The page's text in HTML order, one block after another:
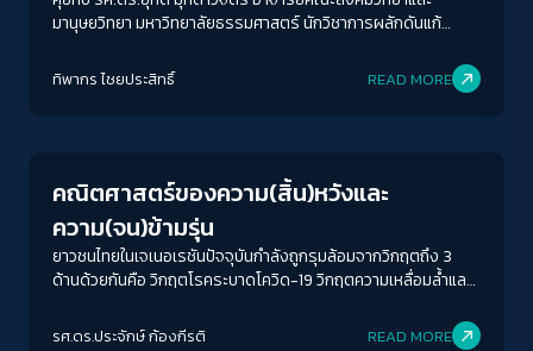
มานุษยวิทยา มหาวิทยาลัยธรรมศาสตร์ นักวิชาการผลักดันแก้
ยา และหนึ่งในผู้ต้องหาคดีเดียวกัน จากการทวิต “ข่าวลือถ้าไม่จริง ก็
ทิพากร ไชย​ประสิทธิ์​ READ MORE
คณิตศาสตร์ของความ(สิ้น)หวังและ
ความ(จน)ข้ามรุ่น
ยาวชนไทยในเจเนอเรชันปัจจุบันกำลังถูกรุมล้อมจากวิกฤตถึง 3
ด้านด้วยกันคือ วิกฤตโรคระบาดโควิด-19 วิกฤตความเหลื่อมล้ำและ
กระทบกับคนเจเนอเรชันอื่น ๆ ด้วย แต่เด็กนั้นได้รับผลกระทบหนัก
รศ.ดร.ประจักษ์ ก้องกีรติ READ MORE